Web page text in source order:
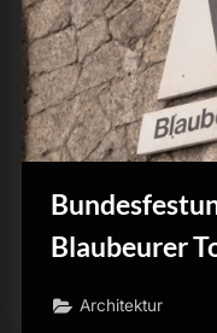
Blaubeurer
Architektur